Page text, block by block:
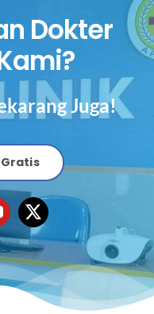
Dokter
Juga!